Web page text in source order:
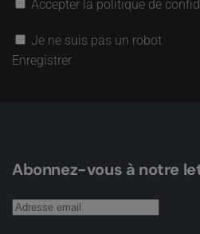
Accepter la politique de
Je ne suis pas un robot
Enregistrer
Abonnez-vous à notre